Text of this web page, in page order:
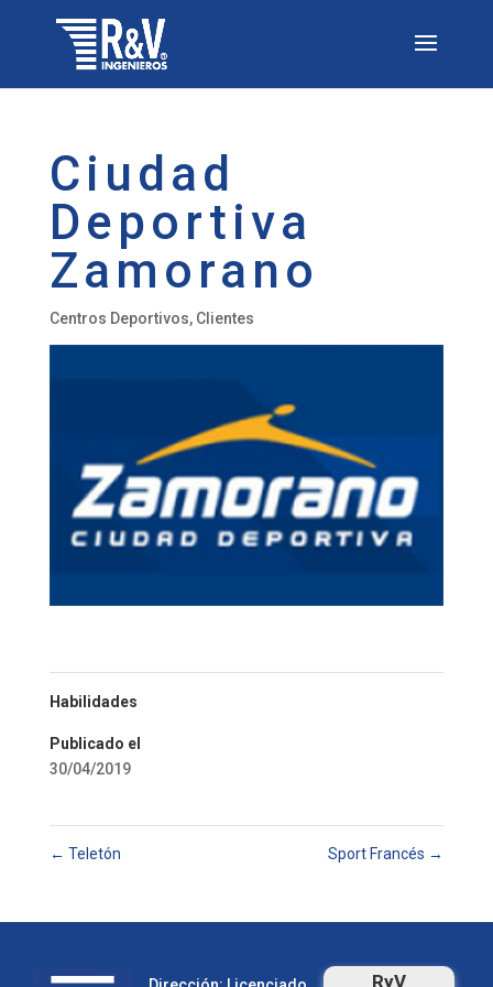
Ciudad
Deportiva
Zamorano
Centros Deportivos, Clientes
Habilidades
Publicado el
30/04/2019
← Teletón Sport Francés →
RyV